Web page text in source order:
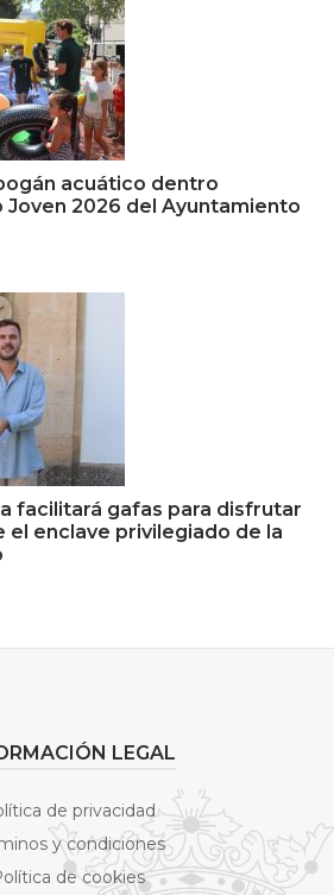
acuático dentro
Joven 2026 del Ayuntamiento
facilitará gafas para disfrutar
el enclave privilegiado de la
LEGAL
de privacidad
y condiciones
de cookies